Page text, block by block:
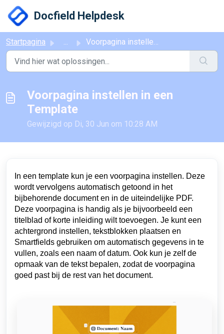
Doorgaan naar hoofdinhoud
Docfield Helpdesk
Startpagina ... Voorpagina instellen in een Template
Voorpagina instellen in een
Template
Gewijzigd op Di, 30 Jun om 10:28 AM
In een template kun je een voorpagina instellen. Deze
wordt vervolgens automatisch getoond in het
bijbehorende document en in de uiteindelijke PDF.
Deze voorpagina is handig als je bijvoorbeeld een
titelblad of korte inleiding wilt toevoegen. Je kunt een
achtergrond instellen, tekstblokken plaatsen en
Smartfields gebruiken om automatisch gegevens in te
vullen, zoals een naam of datum. Ook kun je zelf de
opmaak van de tekst bepalen, zodat de voorpagina
goed past bij de rest van het document.